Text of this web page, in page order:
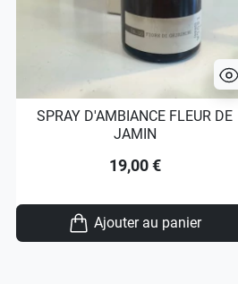
SPRAY D'AMBIANCE FLEUR DE
JAMIN
19,00 €
Ajouter au panier